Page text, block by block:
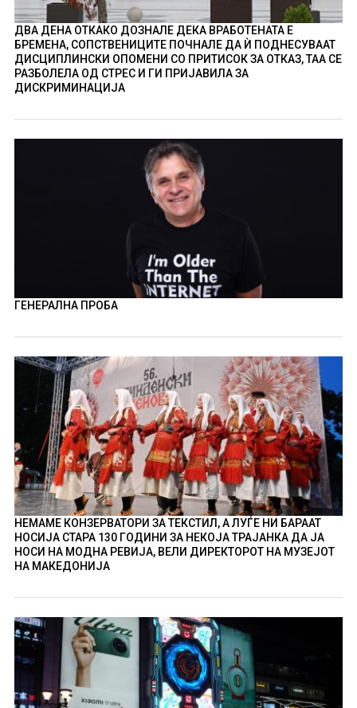
ДВА ДЕНА ОТКАКО ДОЗНАЛЕ ДЕКА ВРАБОТЕНАТА Е
БРЕМЕНА, СОПСТВЕНИЦИТЕ ПОЧНАЛЕ ДА Ѝ ПОДНЕСУВААТ
ДИСЦИПЛИНСКИ ОПОМЕНИ СО ПРИТИСОК ЗА ОТКАЗ, ТАА СЕ
РАЗБОЛЕЛА ОД СТРЕС И ГИ ПРИЈАВИЛА ЗА
ДИСКРИМИНАЦИЈА
ГЕНЕРАЛНА ПРОБА
НЕМАМЕ КОНЗЕРВАТОРИ ЗА ТЕКСТИЛ, А ЛУЃЕ НИ БАРААТ
НОСИЈА СТАРА 130 ГОДИНИ ЗА НЕКОЈА ТРАЈАНКА ДА ЈА
НОСИ НА МОДНА РЕВИЈА, ВЕЛИ ДИРЕКТОРОТ НА МУЗЕЈОТ
НА МАКЕДОНИЈА